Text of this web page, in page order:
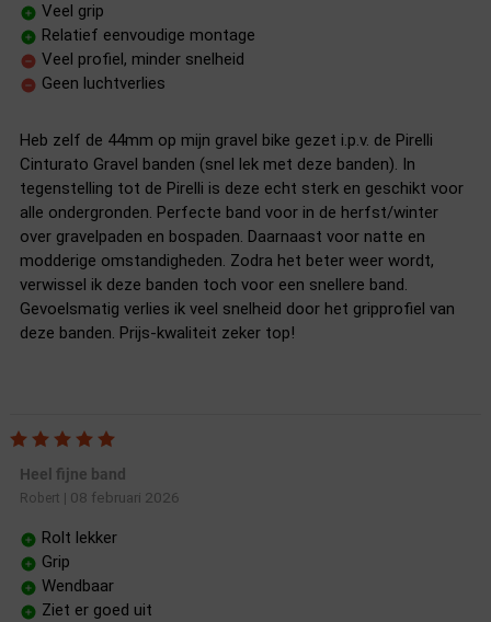
Veel grip
Relatief eenvoudige montage
Veel profiel, minder snelheid
Geen luchtverlies
Heb zelf de 44mm op mijn gravel bike gezet i.p.v. de Pirelli
Cinturato Gravel banden (snel lek met deze banden). In
tegenstelling tot de Pirelli is deze echt sterk en geschikt voor
alle ondergronden. Perfecte band voor in de herfst/winter
over gravelpaden en bospaden. Daarnaast voor natte en
modderige omstandigheden. Zodra het beter weer wordt,
verwissel ik deze banden toch voor een snellere band.
Gevoelsmatig verlies ik veel snelheid door het gripprofiel van
deze banden. Prijs-kwaliteit zeker top!
Heel fijne band
Robert 08 februari 2026
Rolt lekker
Grip
Wendbaar
Ziet er goed uit